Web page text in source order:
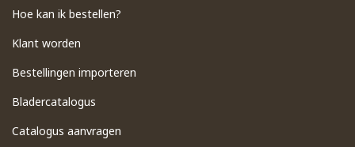
Hoe kan ik bestellen?
Klant worden
Bestellingen importeren
​Bladercatalogus
​Catalogus aanvragen